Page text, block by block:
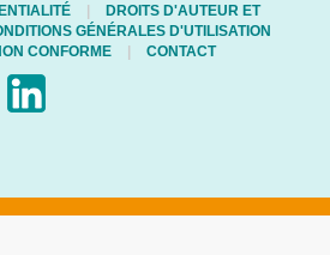
DROITS D'AUTEUR ET
GÉNÉRALES D'UTILISATION
CONFORME
CONTACT